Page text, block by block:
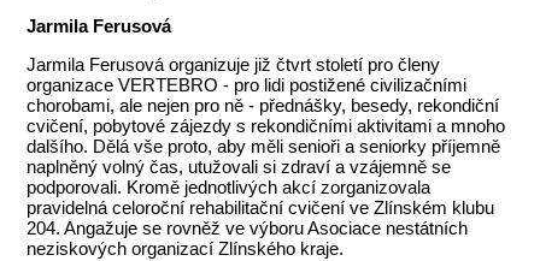
Jarmila Ferusová
Jarmila Ferusová organizuje již čtvrt století pro členy
organizace VERTEBRO - pro lidi postižené civilizačními
chorobami, ale nejen pro ně - přednášky, besedy, rekondiční
cvičení, pobytové zájezdy s rekondičními aktivitami a mnoho
dalšího. Dělá vše proto, aby měli senioři a seniorky příjemně
naplněný volný čas, utužovali si zdraví a vzájemně se
podporovali. Kromě jednotlivých akcí zorganizovala
pravidelná celoroční rehabilitační cvičení ve Zlínském klubu
204. Angažuje se rovněž ve výboru Asociace nestátních
neziskových organizací Zlínského kraje.